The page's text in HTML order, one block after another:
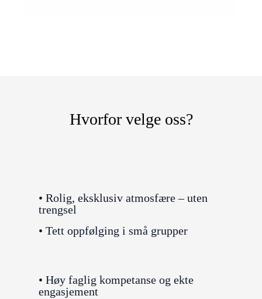
Hvorfor velge oss?
• Rolig, eksklusiv atmosfære – uten
trengsel
• Tett oppfølging i små grupper
• Høy faglig kompetanse og ekte
engasjement